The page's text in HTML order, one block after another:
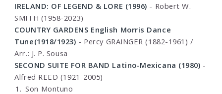
IRELAND: OF LEGEND & LORE (1996) - Robert W.
SMITH (1958-2023)
COUNTRY GARDENS English Morris Dance
Tune(1918/1923) - Percy GRAINGER (1882-1961) /
Arr.: J. P. Sousa
SECOND SUITE FOR BAND Latino-Mexicana (1980) -
Alfred REED (1921-2005)
Son Montuno